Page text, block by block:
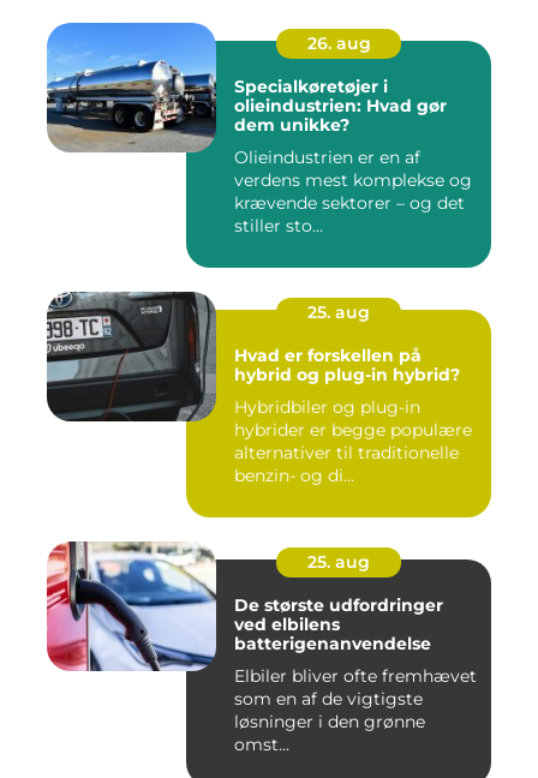
26. aug
Specialkøretøjer i
olieindustrien: Hvad gør
dem unikke?
Olieindustrien er en af
verdens mest komplekse og
krævende sektorer – og det
stiller sto...
25. aug
Hvad er forskellen på
hybrid og plug-in hybrid?
Hybridbiler og plug-in
hybrider er begge populære
alternativer til traditionelle
benzin- og di...
25. aug
De største udfordringer
ved elbilens
batterigenanvendelse
Elbiler bliver ofte fremhævet
som en af de vigtigste
løsninger i den grønne
omst...